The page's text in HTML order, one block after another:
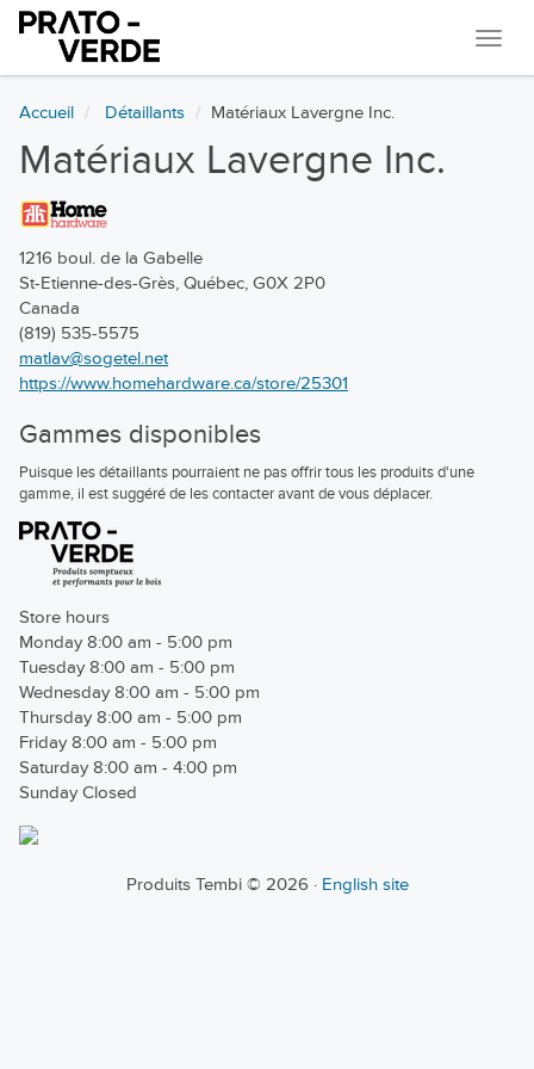
Accueil Détaillants Matériaux Lavergne Inc.
Matériaux Lavergne Inc.
1216 boul. de la Gabelle
St-Etienne-des-Grès, Québec, G0X 2P0
Canada
(819) 535-5575
matlav@sogetel.net
https://www.homehardware.ca/store/25301
Gammes disponibles
Puisque les détaillants pourraient ne pas offrir tous les produits d'une
gamme, il est suggéré de les contacter avant de vous déplacer.
Store hours
Monday 8:00 am - 5:00 pm
Tuesday 8:00 am - 5:00 pm
Wednesday 8:00 am - 5:00 pm
Thursday 8:00 am - 5:00 pm
Friday 8:00 am - 5:00 pm
Saturday 8:00 am - 4:00 pm
Sunday Closed
Produits Tembi © 2026 · English site